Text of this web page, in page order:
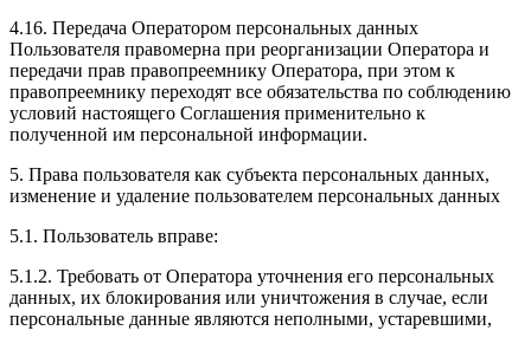
4.16. Передача Оператором персональных данных
Пользователя правомерна при реорганизации Оператора и
передачи прав правопреемнику Оператора, при этом к
правопреемнику переходят все обязательства по соблюдению
условий настоящего Соглашения применительно к
полученной им персональной информации.
5. Права пользователя как субъекта персональных данных,
изменение и удаление пользователем персональных данных
5.1. Пользователь вправе:
5.1.2. Требовать от Оператора уточнения его персональных
данных, их блокирования или уничтожения в случае, если
персональные данные являются неполными, устаревшими,